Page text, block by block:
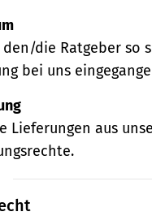
die Ratgeber so
bei uns
Lieferungen aus